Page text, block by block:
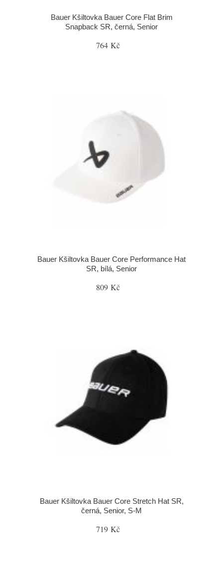
Bauer Kšiltovka Bauer Core Flat Brim
Snapback SR, černá, Senior
764 Kč
Bauer Kšiltovka Bauer Core Performance Hat
SR, bílá, Senior
809 Kč
Bauer Kšiltovka Bauer Core Stretch Hat SR,
černá, Senior, S-M
719 Kč